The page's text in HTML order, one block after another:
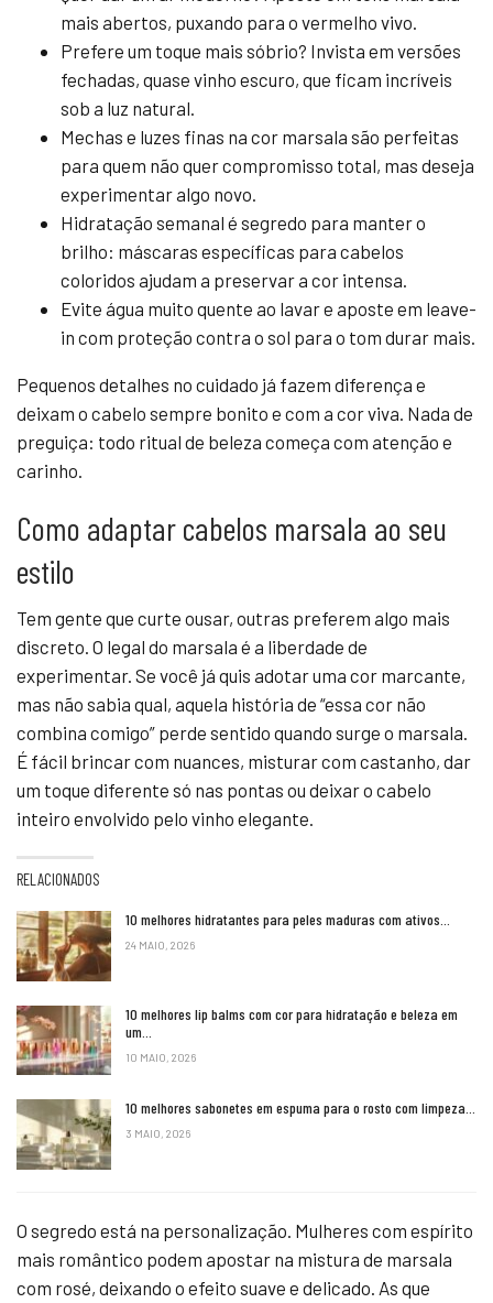
mais abertos, puxando para o vermelho vivo.
Prefere um toque mais sóbrio? Invista em versões
fechadas, quase vinho escuro, que ficam incríveis
sob a luz natural.
Mechas e luzes finas na cor marsala são perfeitas
para quem não quer compromisso total, mas deseja
experimentar algo novo.
Hidratação semanal é segredo para manter o
brilho: máscaras específicas para cabelos
coloridos ajudam a preservar a cor intensa.
Evite água muito quente ao lavar e aposte em leave-
in com proteção contra o sol para o tom durar mais.
Pequenos detalhes no cuidado já fazem diferença e
deixam o cabelo sempre bonito e com a cor viva. Nada de
preguiça: todo ritual de beleza começa com atenção e
carinho.
Como adaptar cabelos marsala ao seu
estilo
Tem gente que curte ousar, outras preferem algo mais
discreto. O legal do marsala é a liberdade de
experimentar. Se você já quis adotar uma cor marcante,
mas não sabia qual, aquela história de “essa cor não
combina comigo” perde sentido quando surge o marsala.
É fácil brincar com nuances, misturar com castanho, dar
um toque diferente só nas pontas ou deixar o cabelo
inteiro envolvido pelo vinho elegante.
RELACIONADOS
10 melhores hidratantes para peles maduras com ativos…
24 MAIO, 2026
10 melhores lip balms com cor para hidratação e beleza em
um…
10 MAIO, 2026
10 melhores sabonetes em espuma para o rosto com limpeza…
3 MAIO, 2026
O segredo está na personalização. Mulheres com espírito
mais romântico podem apostar na mistura de marsala
com rosé, deixando o efeito suave e delicado. As que